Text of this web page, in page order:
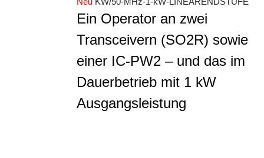
Ein Operator an zwei
Transceivern (SO2R) sowie
einer IC-PW2 – und das im
Dauerbetrieb mit 1 kW
Ausgangsleistung